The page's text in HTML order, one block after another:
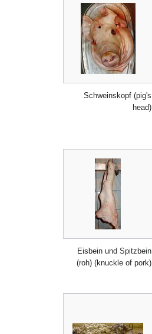
Schweinskopf (pig's
head)
Eisbein und Spitzbein
(roh) (knuckle of pork)